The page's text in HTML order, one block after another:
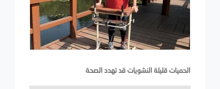
الحميات قليلة النشويات قد تهدد الصحة